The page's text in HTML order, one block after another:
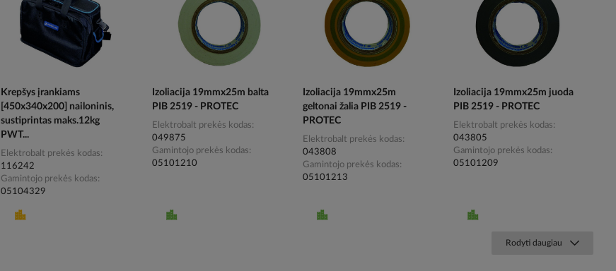
Krepšys įrankiams
[450x340x200] nailoninis,
sustiprintas maks.12kg
PWT...
Elektrobalt prekės kodas
116242
Gamintojo prekės kodas
05104329
Izoliacija 19mmx25m balta
PIB 2519 - PROTEC
Elektrobalt prekės kodas
049875
Gamintojo prekės kodas
05101210
Izoliacija 19mmx25m
geltonai žalia PIB 2519 -
PROTEC
Elektrobalt prekės kodas
043808
Gamintojo prekės kodas
05101213
Izoliacija 19mmx25m juoda
PIB 2519 - PROTEC
Elektrobalt prekės kodas
043805
Gamintojo prekės kodas
05101209
Rodyti daugiau